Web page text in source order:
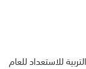
للاستعداد للعام